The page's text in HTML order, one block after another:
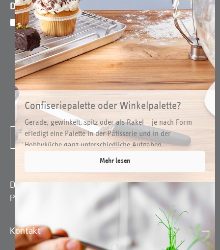
Confiseriepalette oder Winkelpalette?
Arten und Einsätze
Gerade, gewinkelt, spitz oder als Rakel – je nach Form
erledigt eine Palette in der Pâtisserie und in der
Hobbyküche ganz unterschiedliche Aufgaben. ...
Mehr lesen
Datenschutz
Ich habe dieDatenschutzbestimmungenzur
Kenntnis genommen und dieAGBgelesen
und bin mit ihnen einverstanden.*
Um weiterzugehen, geben Sie die oben abgebildeten
Zeichen ein*
Die mit einem Stern (*) markierten Felder sind
Pflichtfelder.
Kontakt